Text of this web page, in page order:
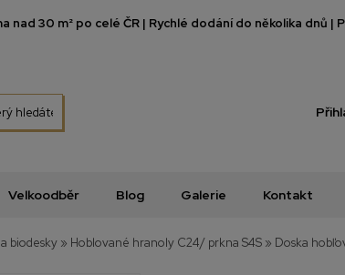
nad 30 m² po celé ČR | Rychlé dodání do několika dnů |
Velkoodběr Blog Galerie Kontakt
biodesky » Hoblované hranoly C24/ prkna S4S » Doska